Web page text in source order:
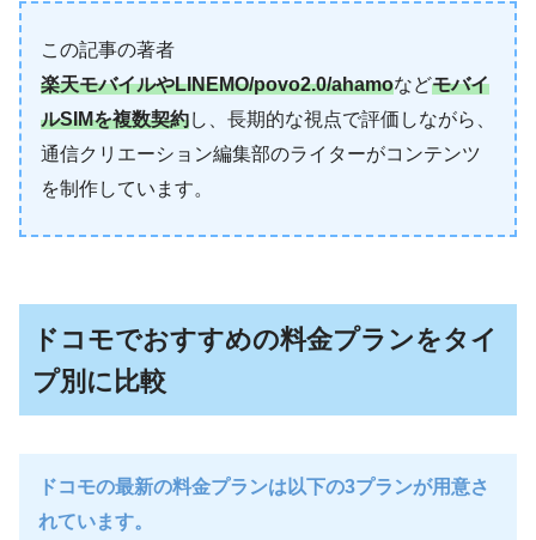
この記事の著者
楽天モバイルやLINEMO/povo2.0/ahamoなどモバイ
ルSIMを複数契約し、長期的な視点で評価しながら、
通信クリエーション編集部のライターがコンテンツ
を制作しています。
ドコモでおすすめの料金プランをタイ
プ別に比較
ドコモの最新の料金プランは以下の3プランが用意さ
れています。